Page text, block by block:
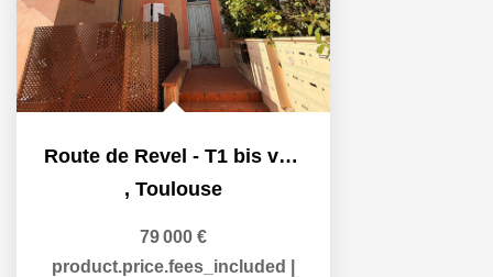
Route de Revel - T1 bis vendu loué
, Toulouse
79 000 €
product.price.fees_included